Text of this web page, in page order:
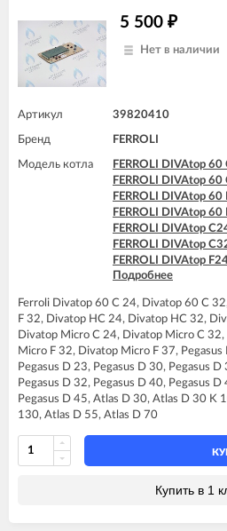
5 500 ₽
Нет в наличии
Артикул 39820410
Бренд FERROLI
Модель котла
FERROLI DIVAtop 60
FERROLI DIVAtop 60
FERROLI DIVAtop 60
FERROLI DIVAtop 60
FERROLI DIVAtop
FERROLI DIVAtop
FERROLI DIVAtop F24
FERROLI DIVAtop F32
FERROLI DIVAtop
FERROLI DIVAtop
FERROLI DIVAtop
FERROLI DIVAtop
FERROLI DIVAtop
FERROLI DIVAtop
FERROLI DIVAtop
FERROLI DIVAtop
FERROLI DIVAtop
FERROLI DIVAtop
FERROLI DIVAtop
FERROLI DIVAtop
FERROLI DIVAtop
Подробнее
Ferroli Divatop 60 C 24, Divatop 60 C
F 32, Divatop HC 24, Divatop HC 32,
Divatop Micro C 24, Divatop Micro C
Micro F 32, Divatop Micro F 37,
Pegasus D 23, Pegasus D 30, Pegasus
Pegasus D 32, Pegasus D 40, Pegasus
Pegasus D 45, Atlas D 30, Atlas D 30 K
130, Atlas D 55, Atlas D 70
Купить в 1